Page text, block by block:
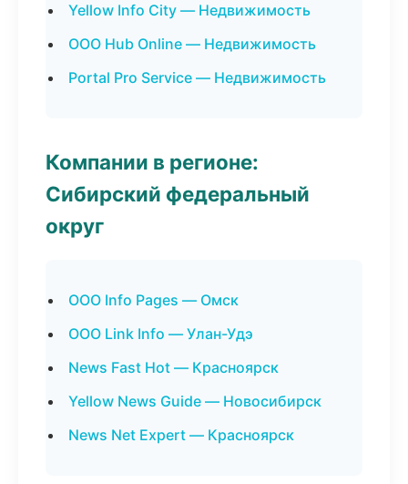
Yellow Info City — Недвижимость
ООО Hub Online — Недвижимость
Portal Pro Service — Недвижимость
Компании в регионе:
Сибирский федеральный
округ
ООО Info Pages — Омск
ООО Link Info — Улан-Удэ
News Fast Hot — Красноярск
Yellow News Guide — Новосибирск
News Net Expert — Красноярск